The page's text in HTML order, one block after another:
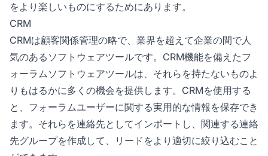
をより楽しいものにするためにあります。
CRM
CRMは顧客関係管理の略で、業界を超えて企業の間で人
気のあるソフトウェアツールです。CRM機能を備えたフ
ォーラムソフトウェアツールは、それらを持たないものよ
りもはるかに多くの機会を提供します。CRMを使用する
と、フォーラムユーザーに関する実用的な情報を保存でき
ます。それらを連絡先としてインポートし、関連する連絡
先グループを作成して、リードをより適切に絞り込むこと